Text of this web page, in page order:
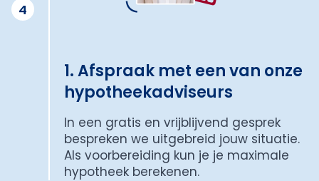
4
1. Afspraak met een van onze
hypotheekadviseurs
In een gratis en vrijblijvend gesprek
bespreken we uitgebreid jouw situatie.
Als voorbereiding kun je je maximale
hypotheek berekenen.